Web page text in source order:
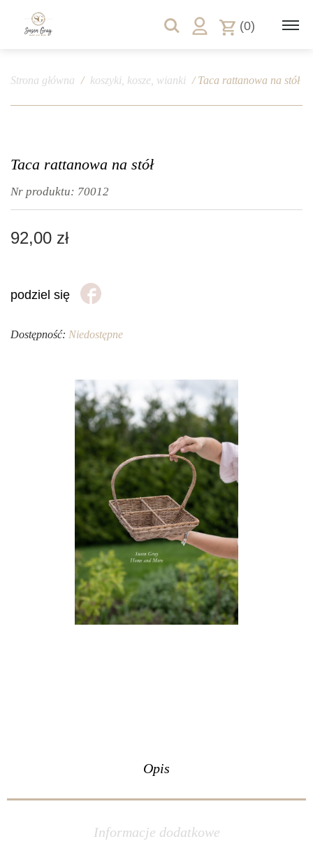
(0)
Strona główna / koszyki, kosze, wianki / Taca rattanowa na stół
Taca rattanowa na stół
Nr produktu: 70012
92,00 zł
podziel się
Dostępność: Niedostępne
Opis
Informacje dodatkowe